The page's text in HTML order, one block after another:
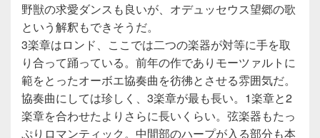
野獣の求愛ダンスも良いが、オデュッセウス望郷の歌
という解釈もできそうだ。
3楽章はロンド、ここでは二つの楽器が対等に手を取
り合って踊っている。前年の作でありモーツァルトに
範をとったオーボエ協奏曲を彷彿とさせる雰囲気だ。
協奏曲にしては珍しく、3楽章が最も長い。1楽章と2
楽章を合わせたよりさらに長いくらい。弦楽器もたっ
ぷりロマンティック。中間部のハープが入る部分も本